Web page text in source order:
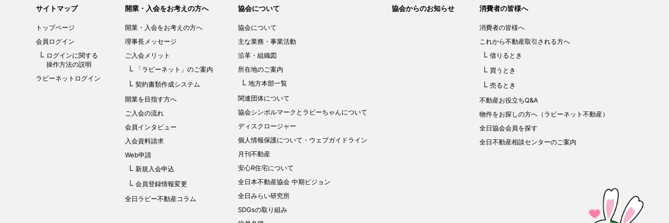
サイトマップ
トップページ
会員ログイン
ログインに関する
操作方法の説明
ラビーネットログイン
開業・入会をお考えの方へ
開業・入会をお考えの方へ
理事長メッセージ
ご入会メリット
「ラビーネット」のご案内
契約書類作成システム
開業を目指す方へ
ご入会の流れ
会員インタビュー
入会資料請求
Web申請
新規入会申込
会員登録情報変更
全日ラビー不動産コラム
協会について
協会について
主な業務・事業活動
沿革・組織図
所在地のご案内
地方本部一覧
関連団体について
協会シンボルマークと ラビーちゃんについて
ディスクロージャー
個人情報保護について ・ウェブガイドライン
月刊不動産
安心R住宅について
全日本不動産協会 中期ビジョン
全日みらい研究所
SDGsの取り組み
協会からのお知らせ 消費者の皆様へ
消費者の皆様へ
これから不動産取引される方へ
借りるとき
買うとき
売るとき
不動産お役立ちQ&A
物件をお探しの方へ（ラビーネット不動産）
全日協会会員を探す
全日不動産相談センターのご案内